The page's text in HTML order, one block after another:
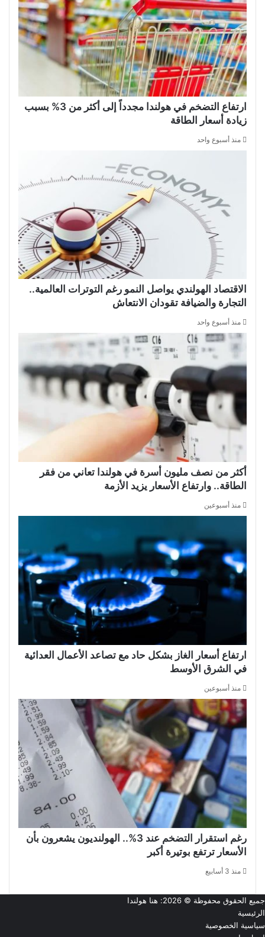
ارتفاع التضخم في هولندا مجدداً إلى أكثر من 3% بسبب
زيادة أسعار الطاقة
منذ أسبوع واحد
الاقتصاد الهولندي يواصل النمو رغم التوترات العالمية..
التجارة والضيافة تقودان الانتعاش
منذ أسبوع واحد
أكثر من نصف مليون أسرة في هولندا تعاني من فقر
الطاقة.. وارتفاع الأسعار يزيد الأزمة
منذ أسبوعين
ارتفاع أسعار الغاز بشكل حاد مع تصاعد الأعمال العدائية
في الشرق الأوسط
منذ أسبوعين
رغم استقرار التضخم عند 3%.. الهولنديون يشعرون بأن
الأسعار ترتفع بوتيرة أكبر
منذ 3 أسابيع
جميع الحقوق محفوظة © 2026:
هنا هولندا
الرئيسية
سياسية الخصوصية